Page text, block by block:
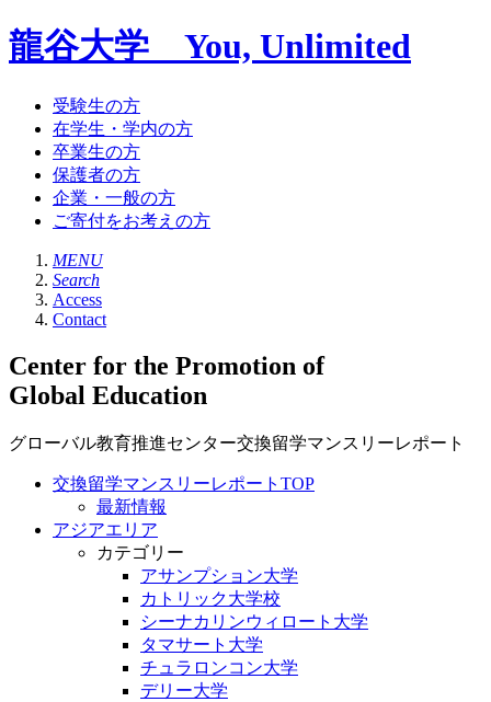
龍谷大学 You, Unlimited
受験生の方
在学生・学内の方
卒業生の方
保護者の方
企業・一般の方
ご寄付をお考えの方
MENU
Search
Access
Contact
Center for the Promotion of
Global Education
グローバル教育推進センター交換留学マンスリーレポート
交換留学マンスリーレポートTOP
最新情報
アジアエリア
カテゴリー
アサンプション大学
カトリック大学校
シーナカリンウィロート大学
タマサート大学
チュラロンコン大学
デリー大学